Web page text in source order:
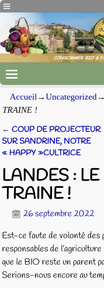
Accueil→Uncategorized→
TRAINE !
Navigation des articles
← COUP DE PROJECTEUR
SUR SANDRINE, NOTRE
« HAPPY »CULTRICE
LANDES :
TRAINE !
26 septembre 2022
Est-ce faute de volonté des
responsables de
que le BIO reste un parent
Serions-nous encore au